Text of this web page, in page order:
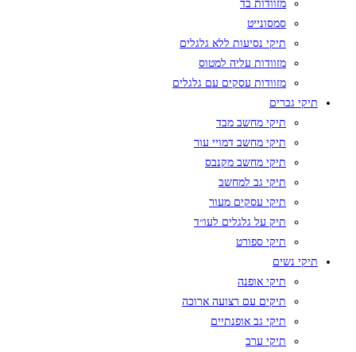
מזוודות בד
סמסונייט
תיקי נסיעות ללא גלגלים
מזוודות עליה למטוס
מזוודות עסקים עם גלגלים
תיקי גברים
תיקי מחשב מבד
תיקי מחשב דמויי עור
תיקי מחשב מקנבס
תיקי גב למחשב
תיקי עסקים מעור
תיק על גלגלים לעו״ד
תיקי ספורט
תיקי נשים
תיקי אופנה
תיקים עם רצועה ארוכה
תיקי גב אופנתיים
תיקי ערב